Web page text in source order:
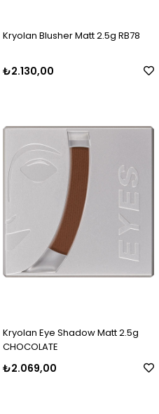
Kryolan Blusher Matt 2.5g RB78
₺2.130,00
Kryolan Eye Shadow Matt 2.5g
CHOCOLATE
₺2.069,00